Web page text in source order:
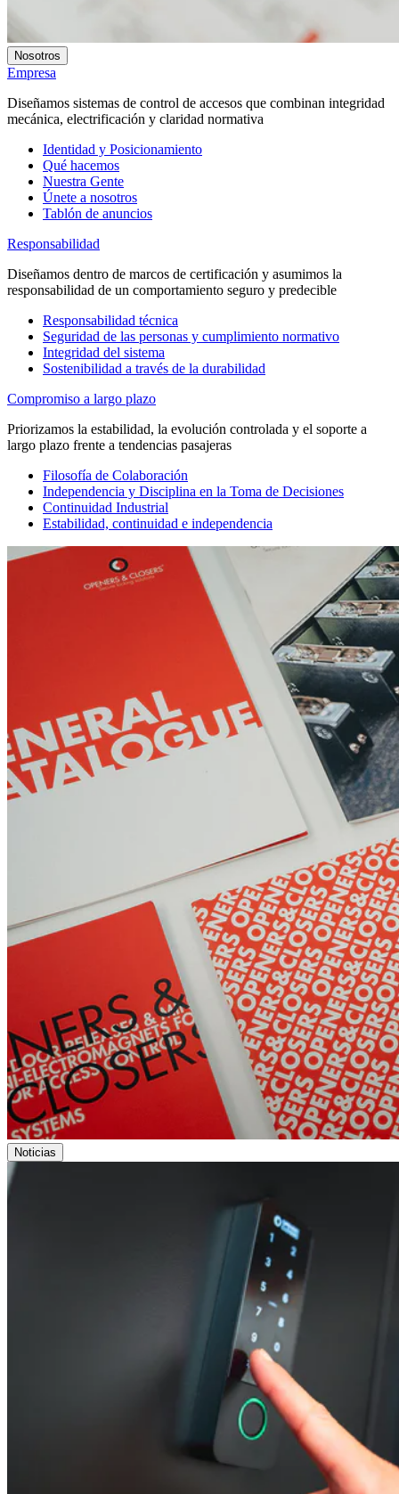
Nosotros
Empresa
Diseñamos sistemas de control de accesos que combinan integridad
mecánica, electrificación y claridad normativa
Identidad y Posicionamiento
Qué hacemos
Nuestra Gente
Únete a nosotros
Tablón de anuncios
Responsabilidad
Diseñamos dentro de marcos de certificación y asumimos la
responsabilidad de un comportamiento seguro y predecible
Responsabilidad técnica
Seguridad de las personas y cumplimiento normativo
Integridad del sistema
Sostenibilidad a través de la durabilidad
Compromiso a largo plazo
Priorizamos la estabilidad, la evolución controlada y el soporte a
largo plazo frente a tendencias pasajeras
Filosofía de Colaboración
Independencia y Disciplina en la Toma de Decisiones
Continuidad Industrial
Estabilidad, continuidad e independencia
Noticias